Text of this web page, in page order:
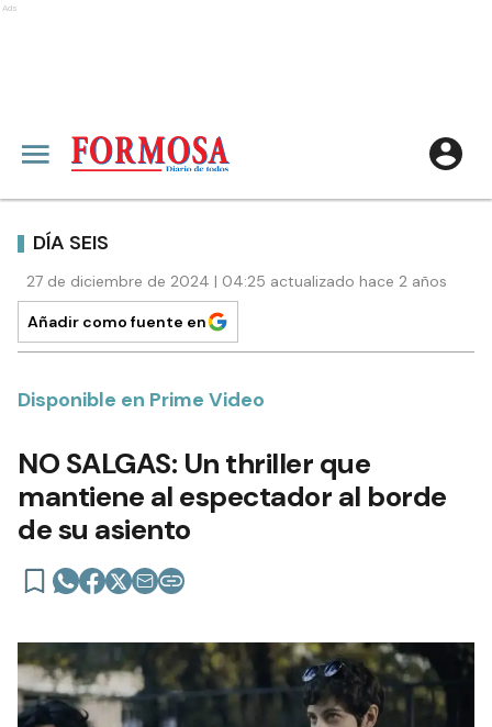
Ads
DÍA SEIS
27 de diciembre de 2024 | 04:25 actualizado hace 2 años
Añadir como fuente en
Disponible en Prime Video
NO SALGAS: Un thriller que
mantiene al espectador al borde
de su asiento